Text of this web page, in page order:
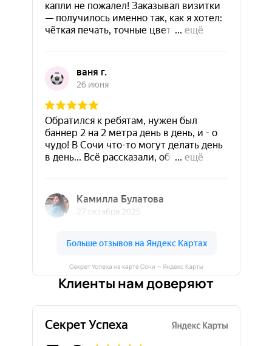
Секрет Успеха на карте Сочи — Яндекс Карты
Клиенты нам доверяют